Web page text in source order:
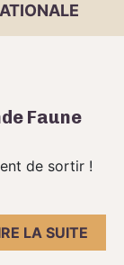
Faune
de sortir !
LA SUITE